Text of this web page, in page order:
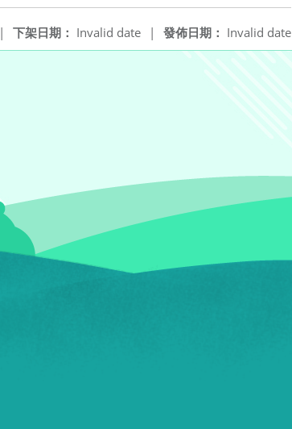
發佈日期： Invalid date
下架日期： Invalid date |
|